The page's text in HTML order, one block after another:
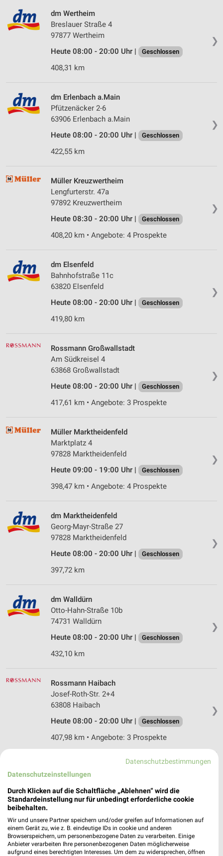
❯
dm Wertheim
Breslauer Straße 4
97877 Wertheim
Heute 08:00 - 20:00 Uhr |
Geschlossen
408,31 km
❯
dm Erlenbach a.Main
Pfützenäcker 2-6
63906 Erlenbach a.Main
Heute 08:00 - 20:00 Uhr |
Geschlossen
422,55 km
❯
Müller Kreuzwertheim
Lengfurterstr. 47a
97892 Kreuzwertheim
Heute 08:30 - 20:00 Uhr |
Geschlossen
408,20 km • Angebote: 4 Prospekte
❯
dm Elsenfeld
Bahnhofstraße 11c
63820 Elsenfeld
Heute 08:00 - 20:00 Uhr |
Geschlossen
419,80 km
❯
Rossmann Großwallstadt
Am Südkreisel 4
63868 Großwallstadt
Heute 08:00 - 20:00 Uhr |
Geschlossen
417,61 km • Angebote: 3 Prospekte
❯
Müller Marktheidenfeld
Marktplatz 4
97828 Marktheidenfeld
Heute 09:00 - 19:00 Uhr |
Geschlossen
398,47 km • Angebote: 4 Prospekte
❯
dm Marktheidenfeld
Georg-Mayr-Straße 27
97828 Marktheidenfeld
Heute 08:00 - 20:00 Uhr |
Geschlossen
397,72 km
❯
dm Walldürn
Otto-Hahn-Straße 10b
74731 Walldürn
Heute 08:00 - 20:00 Uhr |
Geschlossen
432,10 km
❯
Rossmann Haibach
Josef-Roth-Str. 2+4
63808 Haibach
Heute 08:00 - 20:00 Uhr |
Geschlossen
407,98 km • Angebote: 3 Prospekte
Kulmbacher Straße 2
63743 Aschaffenburg
Heute 08:00 - 20:00 Uhr |
409,28 km
Rossmann Bad König
Datenschutzbestimmungen
Datenschutzeinstellungen
Durch Klicken auf die Schaltfläche „Ablehnen“ wird die
Standardeinstellung nur für unbedingt erforderliche cookie
beibehalten.
Wir und unsere Partner speichern und/oder greifen auf Informationen auf
einem Gerät zu, wie z. B. eindeutige IDs in cookie und anderen
Browserspeichern, um personenbezogene Daten zu verarbeiten. Einige
Anbieter verarbeiten Ihre personenbezogenen Daten möglicherweise
aufgrund eines berechtigten Interesses. Um dem zu widersprechen, öffnen